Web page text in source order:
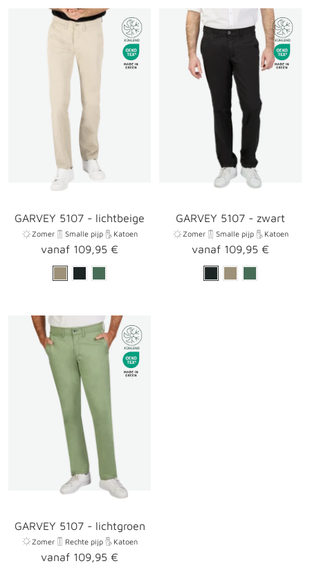
GARVEY 5107 - lichtbeige
Zomer Smalle pijp Katoen
Aanbiedingsprijs
vanaf 109,95 €
GARVEY 5107 - zwart
Zomer Smalle pijp Katoen
Aanbiedingsprijs
vanaf 109,95 €
GARVEY 5107 - lichtgroen
Zomer Rechte pijp Katoen
Aanbiedingsprijs
vanaf 109,95 €